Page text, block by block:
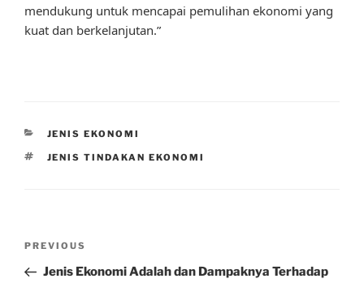
mendukung untuk mencapai pemulihan ekonomi yang
kuat dan berkelanjutan.”
CATEGORIES
JENIS EKONOMI
TAGS
JENIS TINDAKAN EKONOMI
Previous
Post
PREVIOUS
Jenis Ekonomi Adalah dan Dampaknya Terhadap